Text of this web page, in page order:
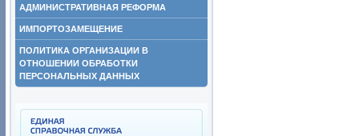
АДМИНИСТРАТИВНАЯ РЕФОРМА
ИМПОРТОЗАМЕЩЕНИЕ
ПОЛИТИКА ОРГАНИЗАЦИИ В
ОТНОШЕНИИ ОБРАБОТКИ
ПЕРСОНАЛЬНЫХ ДАННЫХ